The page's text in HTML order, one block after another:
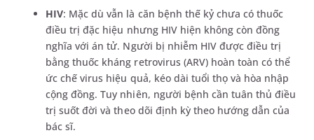
HIV: Mặc dù vẫn là căn bệnh thế kỷ chưa có thuốc
điều trị đặc hiệu nhưng HIV hiện không còn đồng
nghĩa với án tử. Người bị nhiễm HIV được điều trị
bằng thuốc kháng retrovirus (ARV) hoàn toàn có thể
ức chế virus hiệu quả, kéo dài tuổi thọ và hòa nhập
cộng đồng. Tuy nhiên, người bệnh cần tuân thủ điều
trị suốt đời và theo dõi định kỳ theo hướng dẫn của
bác sĩ.